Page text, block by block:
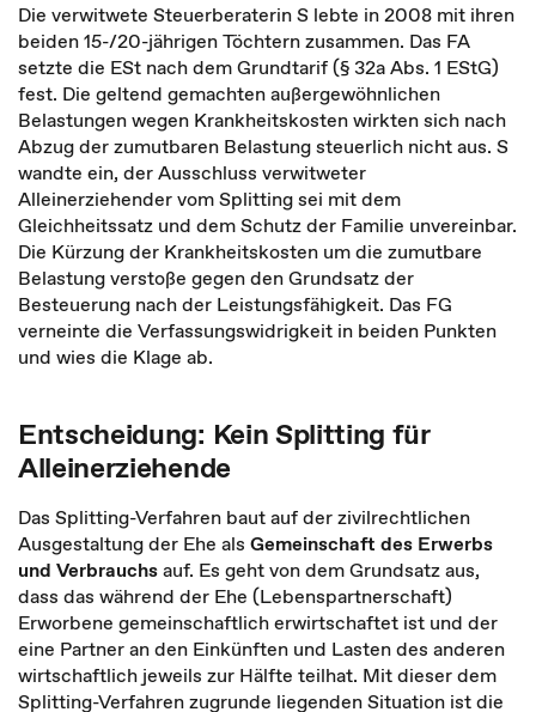
Die verwitwete Steuerberaterin S lebte in 2008 mit ihren
beiden 15-/20-jährigen Töchtern zusammen. Das FA
setzte die ESt nach dem Grundtarif (§ 32a Abs. 1 EStG)
fest. Die geltend gemachten außergewöhnlichen
Belastungen wegen Krankheitskosten wirkten sich nach
Abzug der zumutbaren Belastung steuerlich nicht aus. S
wandte ein, der Ausschluss verwitweter
Alleinerziehender vom Splitting sei mit dem
Gleichheitssatz und dem Schutz der Familie unvereinbar.
Die Kürzung der Krankheitskosten um die zumutbare
Belastung verstoße gegen den Grundsatz der
Besteuerung nach der Leistungsfähigkeit. Das FG
verneinte die Verfassungswidrigkeit in beiden Punkten
und wies die Klage ab.
Entscheidung: Kein Splitting für
Alleinerziehende
Das Splitting-Verfahren baut auf der zivilrechtlichen
Ausgestaltung der Ehe als Gemeinschaft des Erwerbs
und Verbrauchsauf. Es geht von dem Grundsatz aus,
dass das während der Ehe (Lebenspartnerschaft)
Erworbene gemeinschaftlich erwirtschaftet ist und der
eine Partner an den Einkünften und Lasten des anderen
wirtschaftlich jeweils zur Hälfte teilhat. Mit dieser dem
Splitting-Verfahren zugrunde liegenden Situation ist die